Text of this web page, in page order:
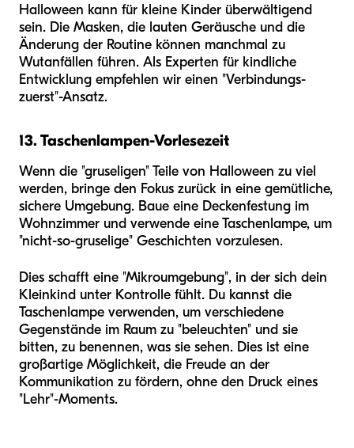
Halloween kann für kleine Kinder überwältigend
sein. Die Masken, die lauten Geräusche und die
Änderung der Routine können manchmal zu
Wutanfällen führen. Als Experten für kindliche
Entwicklung empfehlen wir einen "Verbindungs-
zuerst"-Ansatz.
13. Taschenlampen-Vorlesezeit
Wenn die "gruseligen" Teile von Halloween zu viel
werden, bringe den Fokus zurück in eine gemütliche,
sichere Umgebung. Baue eine Deckenfestung im
Wohnzimmer und verwende eine Taschenlampe, um
"nicht-so-gruselige" Geschichten vorzulesen.
Dies schafft eine "Mikroumgebung", in der sich dein
Kleinkind unter Kontrolle fühlt. Du kannst die
Taschenlampe verwenden, um verschiedene
Gegenstände im Raum zu "beleuchten" und sie
bitten, zu benennen, was sie sehen. Dies ist eine
großartige Möglichkeit, die Freude an der
Kommunikation zu fördern, ohne den Druck eines
"Lehr"-Moments.